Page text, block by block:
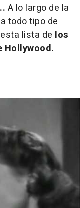
A lo largo de la
todo tipo de
lista de los
Hollywood.